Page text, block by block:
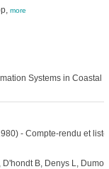
more
Systems in Coastal
- Compte-rendu et
B, Denys L,